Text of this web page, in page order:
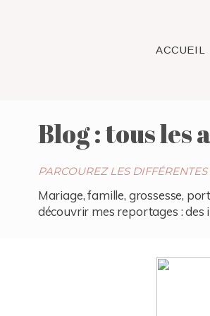
ACCUEIL
Blog : tous les
PARCOUREZ LES
Mariage, famille, grossesse,
découvrir mes reportages : des